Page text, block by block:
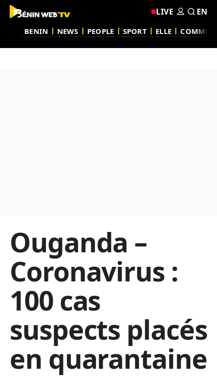
BENIN NEWS PEOPLE SPORT ELLE
LIVE EN
Ouganda –
Coronavirus :
100 cas
suspects placés
en quarantaine